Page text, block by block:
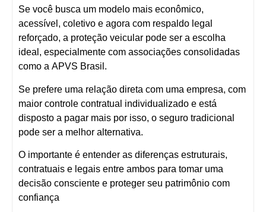
Se você busca um modelo mais econômico,
acessível, coletivo e agora com respaldo legal
reforçado, a proteção veicular pode ser a escolha
ideal , especialmente com associações consolidadas
como a APVS Brasil .
Se prefere uma relação direta com uma empresa, com
maior controle contratual individualizado e está
disposto a pagar mais por isso, o seguro tradicional
pode ser a melhor alternativa.
O importante é entender as diferenças estruturais,
contratuais e legais entre ambos para tomar uma
decisão consciente e proteger seu patrimônio com
confiança